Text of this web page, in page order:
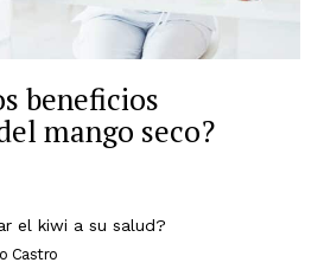
beneficios
mango seco?
el kiwi a su salud?
Castro